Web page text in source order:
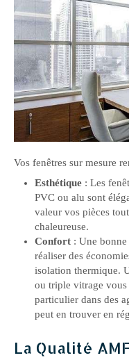
Vos fenêtres sur mesure
Esthétique : Les
PVC ou alu sont
valeur vos pièces
chaleureuse.
Confort : Une
réaliser des
isolation thermique.
ou triple vitrage
particulier dans des
peut en trouver en
La Qualité